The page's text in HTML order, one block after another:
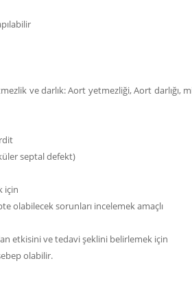
ve darlık: Aort yetmezliği, Aort darlığı,
septal defekt)
için
olabilecek sorunları incelemek amaçlı
etkisini ve tedavi şeklini belirlemek için
olabilir.